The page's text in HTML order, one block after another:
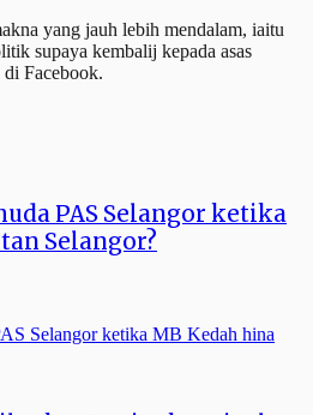
yang jauh lebih mendalam, iaitu
supaya kembalij kepada asas
di Facebook.
PAS Selangor ketika
Selangor?